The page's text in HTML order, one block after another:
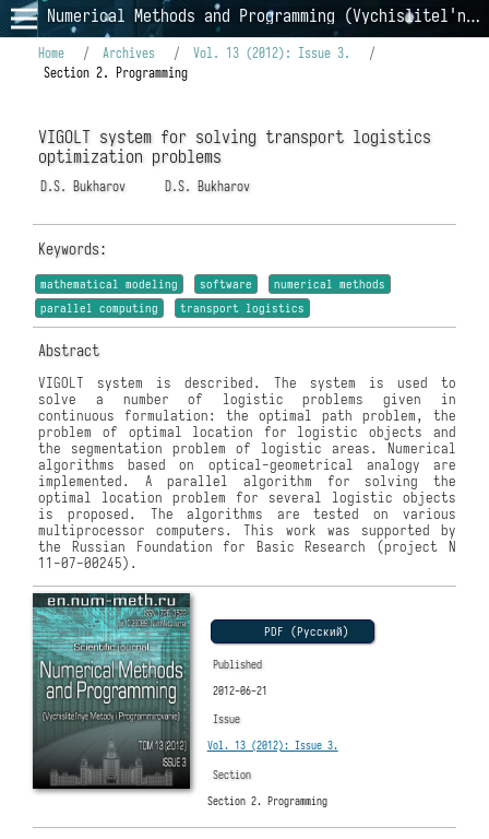
Numerical Methods and Programming (Vychislitel'nye Metody i Programmirovanie)
Home / Archives / Vol. 13 (2012): Issue 3.
/
Section 2. Programming
VIGOLT system for solving transport logistics
optimization problems
D.S. Bukharov D.S. Bukharov
Keywords:
mathematical modeling software
numerical methods
parallel computing
transport logistics
Abstract
VIGOLT system is described. The system is used to
solve a number of logistic problems given in
continuous formulation: the optimal path problem, the
problem of optimal location for logistic objects and
the segmentation problem of logistic areas. Numerical
algorithms based on optical-geometrical analogy are
implemented. A parallel algorithm for solving the
optimal location problem for several logistic objects
is proposed. The algorithms are tested on various
multiprocessor computers. This work was supported by
the Russian Foundation for Basic Research (project N
11-07-00245).
PDF (Русский)
Published
2012-06-21
Issue
Vol. 13 (2012): Issue 3.
Section
Section 2. Programming